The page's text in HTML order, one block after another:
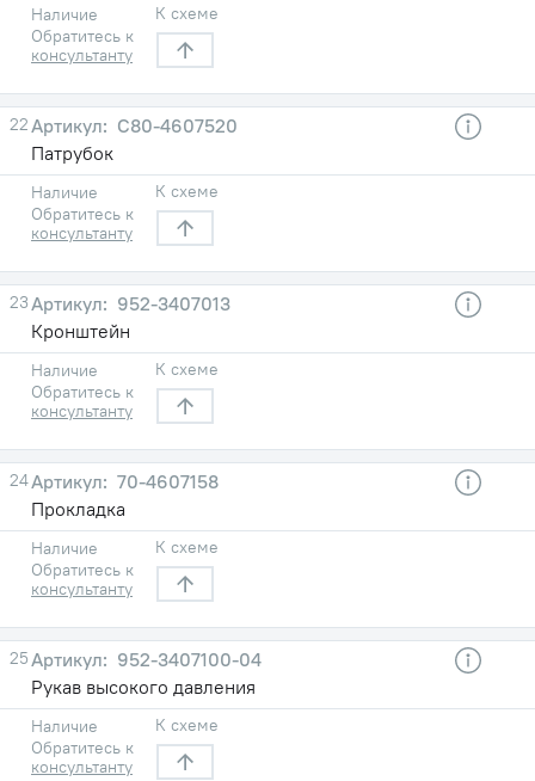
Наличие
Обратитесь к
консультанту
К схеме
22
С80-4607520
Патрубок
Наличие
Обратитесь к
консультанту
К схеме
23
952-3407013
Кронштейн
Наличие
Обратитесь к
консультанту
К схеме
24
70-4607158
Прокладка
Наличие
Обратитесь к
консультанту
К схеме
25
952-3407100-04
Рукав высокого давления
Наличие
Обратитесь к
консультанту
К схеме